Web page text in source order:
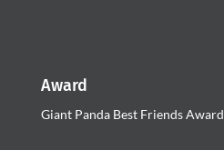
Award
Giant Panda Best Friends Award